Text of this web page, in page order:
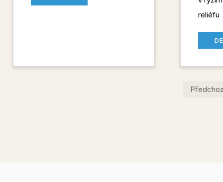
reliéfu